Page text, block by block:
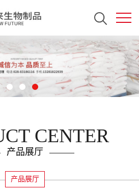
CENTER
产品展厅
产品展厅